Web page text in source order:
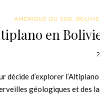
AMÉRIQUE DU SUD, BOLIVIE
en
décide d’explorer
géologiques et des